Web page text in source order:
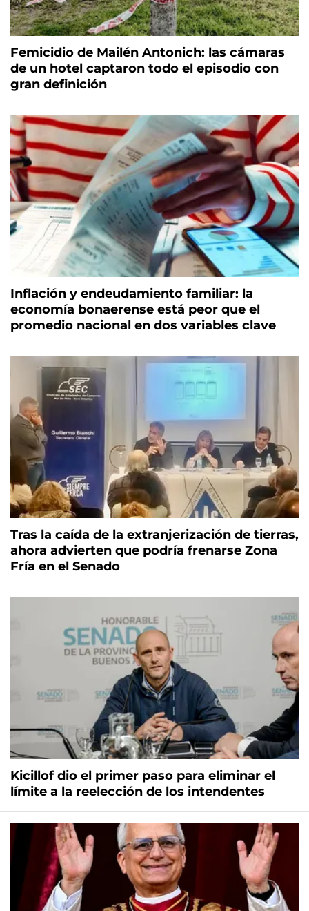
Femicidio de Mailén Antonich: las cámaras
de un hotel captaron todo el episodio con
gran definición
Inflación y endeudamiento familiar: la
economía bonaerense está peor que el
promedio nacional en dos variables clave
Tras la caída de la extranjerización de tierras,
ahora advierten que podría frenarse Zona
Fría en el Senado
Kicillof dio el primer paso para eliminar el
límite a la reelección de los intendentes